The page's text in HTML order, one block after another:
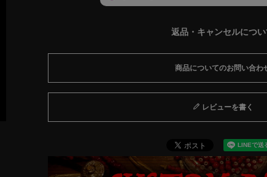
返品・キャンセルについ
商品についてのお問い合わ
レビューを書く